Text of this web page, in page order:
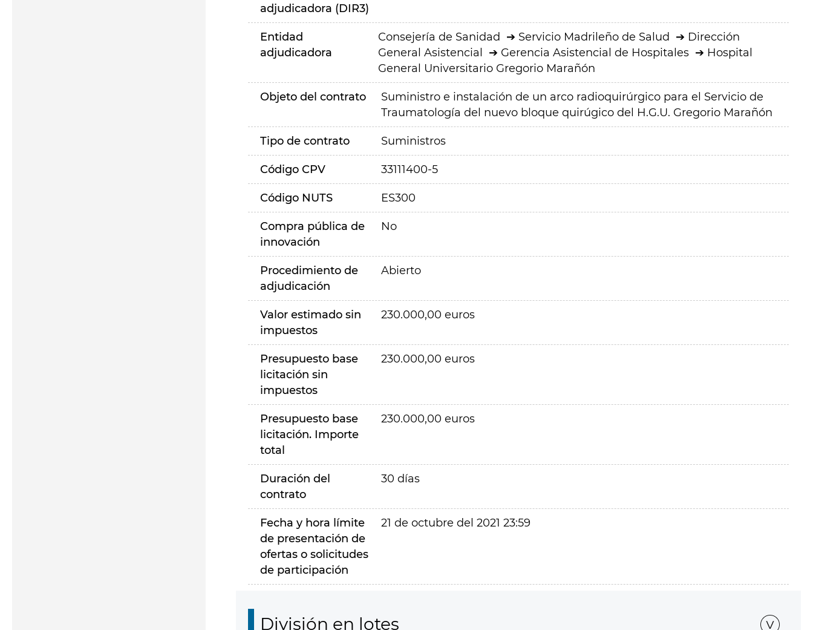
adjudicadora (DIR3)
Entidad
adjudicadora
Consejería de Sanidad Servicio Madrileño de Salud
Dirección
General Asistencial
Gerencia Asistencial de Hospitales
Hospital
General Universitario Gregorio Marañón
Objeto del contrato
Suministro e instalación de un arco radioquirúrgico para el Servicio de
Traumatología del nuevo bloque quirúgico del H.G.U. Gregorio Marañón
Tipo de contrato Suministros
Código CPV 33111400-5
Código NUTS ES300
Compra pública de
innovación
No
Procedimiento de
adjudicación
Abierto
Valor estimado sin
impuestos
230.000,00 euros
Presupuesto base
licitación sin
impuestos
230.000,00 euros
Presupuesto base
licitación. Importe
total
230.000,00 euros
Duración del
contrato
30 días
Fecha y hora límite
de presentación de
ofertas o solicitudes
de participación
21 de octubre del 2021 23:59
División en lotes